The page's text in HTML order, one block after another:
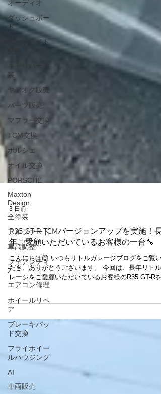
オーディオ
ダッシュボー
ド
ヘッドライト
装
ヤフオク販売
パーツ販売
マフラー交換
TCM交換
ポルシェ
オイル交換
PORSCHE
Maxton
Design
全塗装
アルファード
車高調整
フェアレディ
Z
エアコン修理
ホイールリペ
ア
ブレーキパッ
ド交換
フライホイー
ルハウジング
AI
車両販売
R35 GT-R TCMバージョンアップを実施！長
年ご愛顧いただいているお客様の一台🔧
こんにちは😊 いつもリトルガレージブログをご覧い
だき、ありがとうございます。 今回は、長年リトル
紹介します🚗✨ いつもメンテナンスやカスタムをご
頼いただき、サーキット走行も楽しまれている大切
お客様です。 今回は、TCM（トランスミッションコ
トロールモジュール）のバージョンアップをご依頼
ラッチトランスミッションを制御する重要なユニッ
です。 バージョンアップを行うことで、お車の仕様
使用環境に合わせた制御へ最適化され、より快適で
心して走行をお楽しみいただけます。 交換後はミッ
ョン学習も丁寧に実施し、本来の性能を十分に発揮